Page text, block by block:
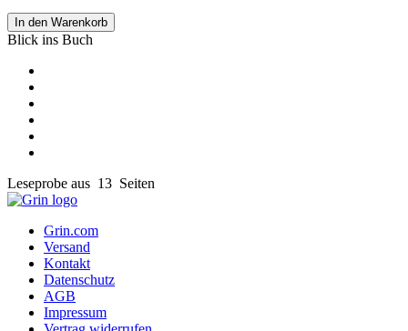
In den Warenkorb
Blick ins Buch
Leseprobe aus 13 Seiten
Grin.com
Versand
Kontakt
Datenschutz
AGB
Impressum